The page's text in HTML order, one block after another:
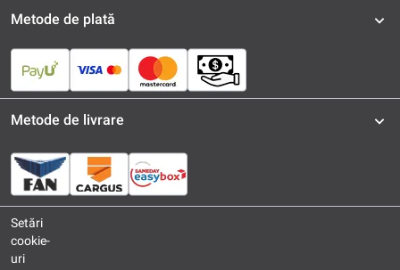
Metode de plată
Metode de livrare
Setări
cookie-
uri